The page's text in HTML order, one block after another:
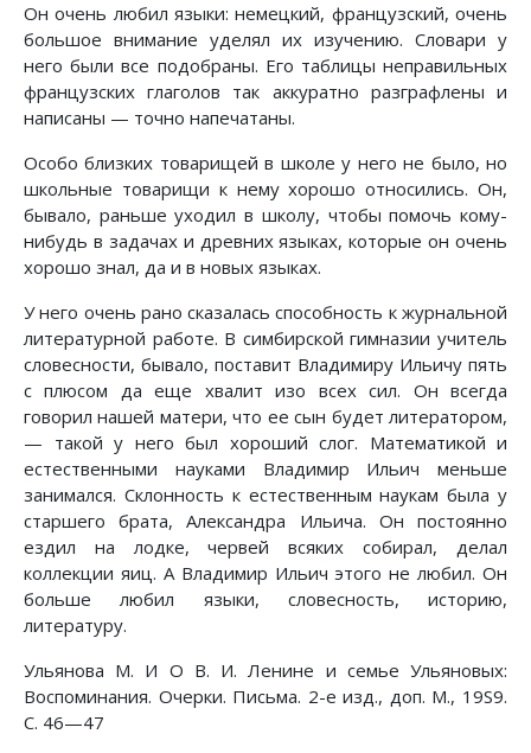
Он очень любил языки: немецкий, французский, очень
большое внимание уделял их изучению. Словари у
него были все подобраны. Его таблицы неправильных
французских глаголов так аккуратно разграфлены и
написаны — точно напечатаны.
Особо близких товарищей в школе у него не было, но
школьные товарищи к нему хорошо относились. Он,
бывало, раньше уходил в школу, чтобы помочь кому-
нибудь в задачах и древних языках, которые он очень
хорошо знал, да и в новых языках.
У него очень рано сказалась способность к журнальной
литературной работе. В симбирской гимназии учитель
словесности, бывало, поставит Владимиру Ильичу пять
с плюсом да еще хвалит изо всех сил. Он всегда
говорил нашей матери, что ее сын будет литератором,
— такой у него был хороший слог. Математикой и
естественными науками Владимир Ильич меньше
занимался. Склонность к естественным наукам была у
старшего брата, Александра Ильича. Он постоянно
ездил на лодке, червей всяких собирал, делал
коллекции яиц. А Владимир Ильич этого не любил. Он
больше любил языки, словесность, историю,
литературу.
Ульянова М. И О В. И. Ленине и семье Ульяновых:
Воспоминания. Очерки. Письма. 2-е изд., доп. М., 19S9.
С. 46—47